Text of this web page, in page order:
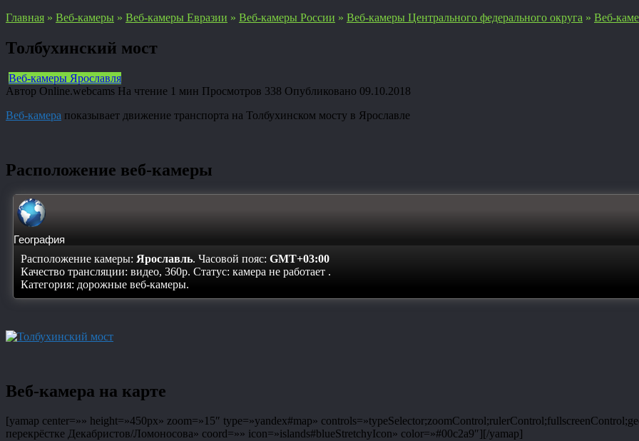
Главная » Веб-камеры » Веб-камеры Евразии » Веб-камеры России » Веб-камеры Центрального федерального округа » Веб-
Толбухинский мост
Веб-камеры Ярославля
Автор Online.webcams На чтение 1 мин Просмотров 338 Опубликовано 09.10.2018
Веб-камера показывает движение транспорта на Толбухинском мосту в Ярославле
Расположение веб-камеры
География
Расположение камеры: Ярославль. Часовой пояс: GMT+03:00
Качество трансляции: видео, 360p. Статус: камера не работает .
Категория: дорожные веб-камеры.
Веб-камера на карте
[yamap center=»» height=»450px» zoom=»15″ type=»yandex#map»
перекрёстке Декабристов/Ломоносова» coord=»» icon=»islands#blueStretchyIcon» color=»#00c2a9″][/yamap]